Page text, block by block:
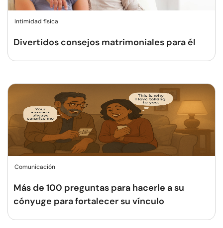
Intimidad física
Divertidos consejos matrimoniales para él
Comunicación
Más de 100 preguntas para hacerle a su
cónyuge para fortalecer su vínculo